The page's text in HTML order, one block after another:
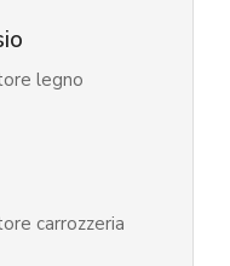
legno
carrozzeria